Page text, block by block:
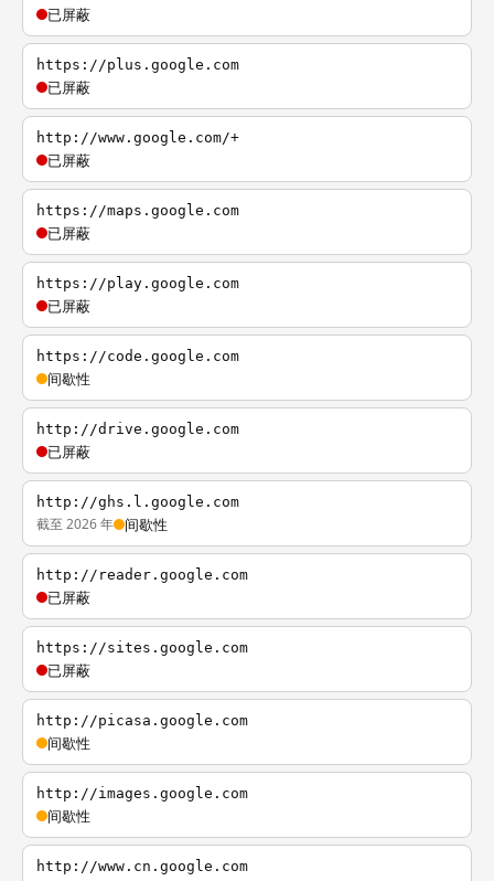
已屏蔽
https://plus.google.com
已屏蔽
http://www.google.com/+
已屏蔽
https://maps.google.com
已屏蔽
https://play.google.com
已屏蔽
https://code.google.com
间歇性
http://drive.google.com
已屏蔽
http://ghs.l.google.com
截至 2026 年 间歇性
http://reader.google.com
已屏蔽
https://sites.google.com
已屏蔽
http://picasa.google.com
间歇性
http://images.google.com
间歇性
http://www.cn.google.com